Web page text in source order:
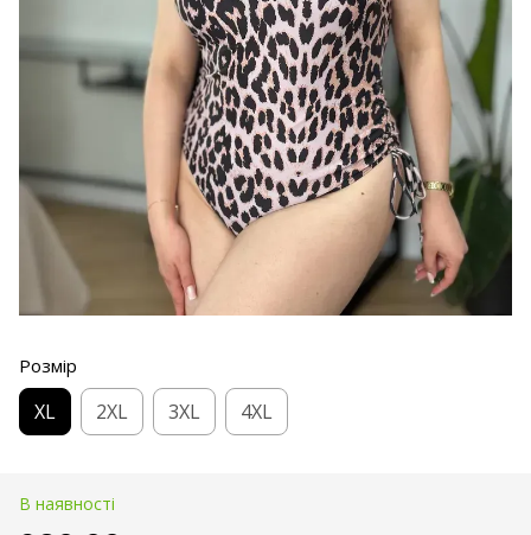
Розмір
XL 2XL 3XL 4XL
В наявності